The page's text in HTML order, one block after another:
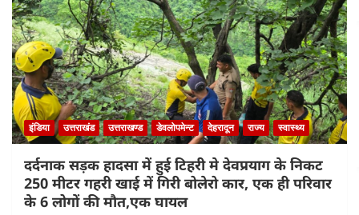
इंडिया उत्तराखंड उत्तराखण्ड डेवलोपमेन्ट देहरादून राज्य स्वास्थ्य
दर्दनाक सड़क हादसा में हुई टिहरी मे देवप्रयाग के निकट
250 मीटर गहरी खाई में गिरी बोलेरो कार, एक ही परिवार
के 6 लोगों की मौत,एक घायल